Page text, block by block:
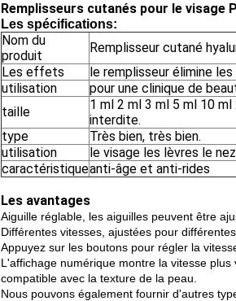
Remplisseurs cutanés pour le visage
Les spécifications:
Nom du
produit
Remplisseur cutané
Les effets
le remplisseur élimine
utilisation
pour une clinique de
taille
1 ml 2 ml 3 ml 5 ml 10
interdite.
type
Très bien, très bien.
utilisation
le visage les lèvres le
caractéristiqueanti-âge et anti-rides
Les avantages
Aiguille réglable, les aiguilles peuvent être
Différentes vitesses, ajustées pour
Appuyez sur les boutons pour régler la
L'affichage numérique montre la vitesse
compatible avec la texture de la peau.
Nous pouvons également fournir d'autres